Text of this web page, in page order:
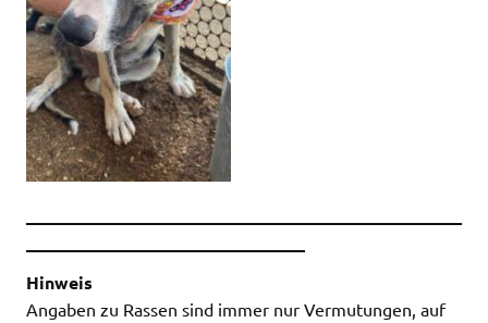
Hinweis
Angaben zu Rassen sind immer nur Vermutungen, auf